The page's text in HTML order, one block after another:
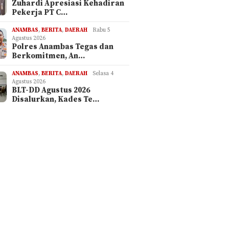
Zuhardi Apresiasi Kehadiran
Pekerja PT C…
ANAMBAS,BERITA,DAERAH
Rabu 5
Agustus 2026
Polres Anambas Tegas dan
Berkomitmen, An…
ANAMBAS,BERITA,DAERAH
Selasa 4
Agustus 2026
BLT-DD Agustus 2026
Disalurkan, Kades Te…